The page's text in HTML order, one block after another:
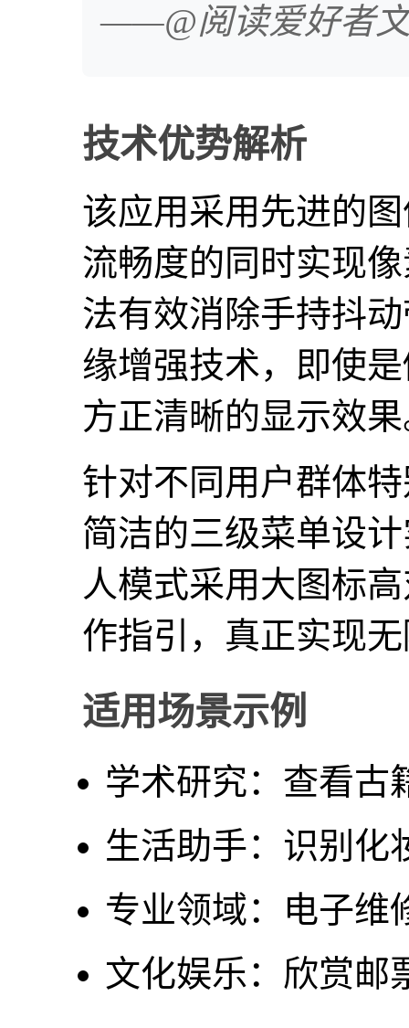
——@阅读爱好者
技术优势解析
该应用采用先进的
流畅度的同时实现
法有效消除手持抖
缘增强技术，即使
方正清晰的显示效
针对不同用户群体
简洁的三级菜单设
人模式采用大图标
作指引，真正实现
适用场景示例
学术研究：查看古
生活助手：识别化
专业领域：电子维
文化娱乐：欣赏邮